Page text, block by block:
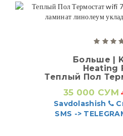
Больше |
Heating
Теплый Пол
35 000 СУМ
Savdolashish
SMS ->